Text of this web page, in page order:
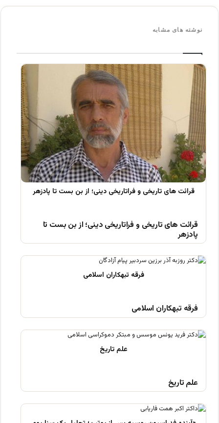
نوشته های مشابه
قرائت های تاریخی و فراتاریخی دینی؛ از بن بست تا
پادزهر
فرقه تبهکاران اسلامی
علم تاریخ